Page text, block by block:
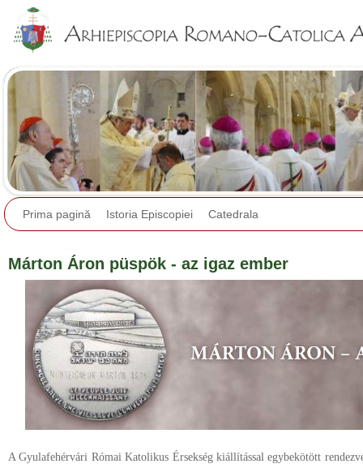
Prima pagină Istoria Episcopiei Catedrala
Márton Áron püspök - az igaz ember
A Gyulafehérvári Római Katolikus Érsekség kiállítással egybekötött